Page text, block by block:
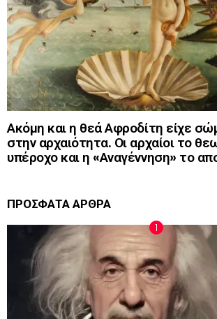
Ακόμη και η θεά Αφροδίτη είχε
στην αρχαιότητα. Οι αρχαίοι το
υπέροχο και η «Αναγέννηση» το
ΠΡΟΣΦΑΤΑ ΑΡΘΡΑ